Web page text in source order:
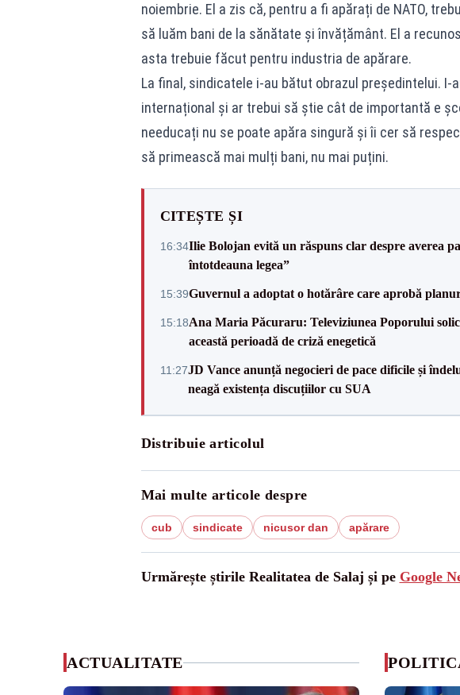
noiembrie. El a zis că, pentru a fi apărați de NATO,
să luăm bani de la sănătate și învățământ. El a
asta trebuie făcut pentru industria de apărare.
La final, sindicatele i-au bătut obrazul președintelui.
internațional și ar trebui să știe cât de importantă e
needucați nu se poate apăra singură și îi cer să
să primească mai mulți bani, nu mai puțini.
CITEȘTE ȘI
16:34Ilie Bolojan evită un răspuns clar despre averea
întotdeauna legea”
15:39Guvernul a adoptat o hotărâre care aprobă
15:18Ana Maria Păcuraru: Televiziunea Poporului
această perioadă de criză enegetică
11:27JD Vance anunță negocieri de pace dificile și
neagă existența discuțiilor cu SUA
Distribuie articolul
Mai multe articole despre
cub sindicate nicusor dan apărare
Urmărește știrile Realitatea de Salaj și pe Google
ACTUALITATE